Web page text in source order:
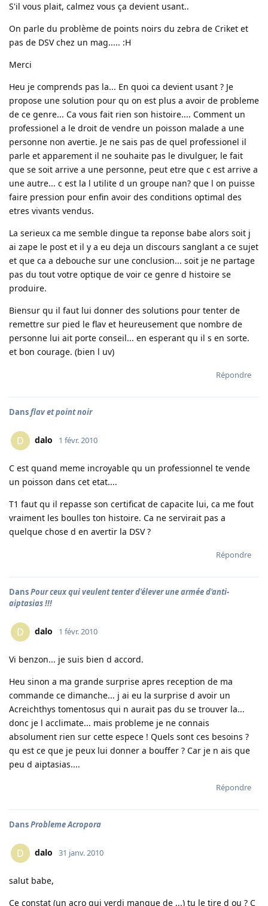
S'il vous plait, calmez vous ça devient usant..
On parle du problème de points noirs du zebra de Criket et
pas de DSV chez un mag..... :H
Merci
Heu je comprends pas la... En quoi ca devient usant ? Je
propose une solution pour qu on est plus a avoir de probleme
de ce genre... Ca vous fait rien son histoire.... Comment un
professionel a le droit de vendre un poisson malade a une
personne non avertie. Je ne sais pas de quel professionel il
parle et apparement il ne souhaite pas le divulguer, le fait
que se soit arrive a une personne, peut etre que c est arrive a
une autre... c est la l utilite d un groupe nan? que l on puisse
faire pression pour enfin avoir des conditions optimal des
etres vivants vendus.
La serieux ca me semble dingue ta reponse babe alors soit j
ai zape le post et il y a eu deja un discours sanglant a ce sujet
et que ca a debouche sur une conclusion... soit je ne partage
pas du tout votre optique de voir ce genre d histoire se
produire.
Biensur qu il faut lui donner des solutions pour tenter de
remettre sur pied le flav et heureusement que nombre de
personne lui ait porte conseil... en esperant qu il s en sorte.
et bon courage. (bien l uv)
Répondre
Dansflav et point noir
D dalo 1 févr. 2010
C est quand meme incroyable qu un professionnel te vende
un poisson dans cet etat....
T1 faut qu il repasse son certificat de capacite lui, ca me fout
vraiment les boulles ton histoire. Ca ne servirait pas a
quelque chose d en avertir la DSV ?
Répondre
DansPour ceux qui veulent tenter d'élever une armée d'anti-
aiptasias !!!
D dalo 1 févr. 2010
Vi benzon... je suis bien d accord.
Heu sinon a ma grande surprise apres reception de ma
commande ce dimanche... j ai eu la surprise d avoir un
Acreichthys tomentosus qui n aurait pas du se trouver la...
donc je l acclimate... mais probleme je ne connais
absolument rien sur cette espece ! Quels sont ces besoins ?
qu est ce que je peux lui donner a bouffer ? Car je n ais que
peu d aiptasias....
Répondre
DansProbleme Acropora
D dalo 31 janv. 2010
salut babe,
Ce constat (un acro qui verdi manque de ...) tu le tire d ou ? C